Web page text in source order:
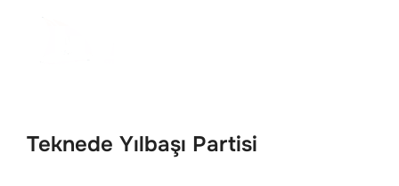
Teknede Yılbaşı Partisi